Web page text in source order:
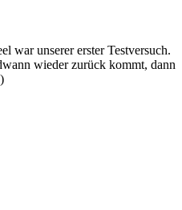
war unserer erster Testversuch.
wieder zurück kommt, dann